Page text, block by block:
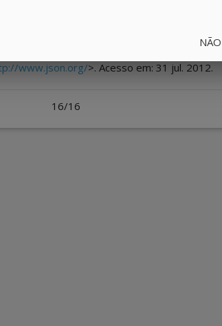
de XML em AJAX
xml.php >. Acesso em: 31 jul. 2012.
www.json.org/>. Acesso em: 31 jul. 2012.
16/16